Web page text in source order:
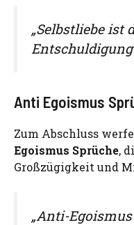
„Selbstliebe ist
Entschuldigung
Anti Egoismus
Zum Abschluss
Egoismus Sprüche,
Großzügigkeit und
„Anti-